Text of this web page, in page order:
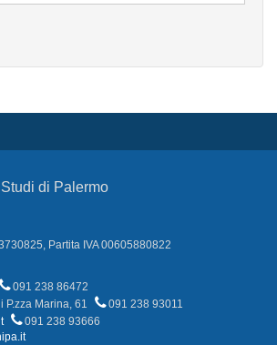
di Palermo
Partita IVA 00605880822
091 238 86472
P.zza Marina, 61
091 238 93011
091 238 93666